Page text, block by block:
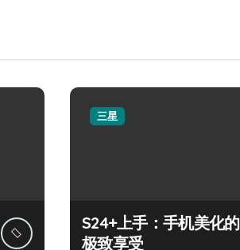
三星
S24+上手：手机美化的
极致享受